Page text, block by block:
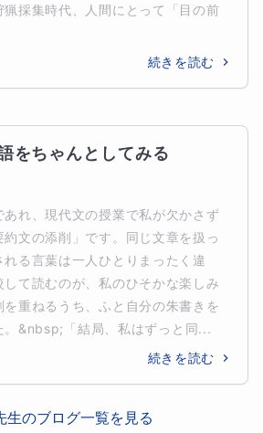
猟採集時代、人間にとって「目の前
続きを読む
をちゃんとしてみる
あれ、現代文の授業で私が欠かさず
文の添削」です。同じ文章を扱っ
る言葉は一人ひとりまったく違
して読むのが、私のひそかな楽しみ
重ねるうち、ふと自分の朱書きを
。&nbsp;「結局、私はずっと同...
続きを読む
生のブログ一覧を見る